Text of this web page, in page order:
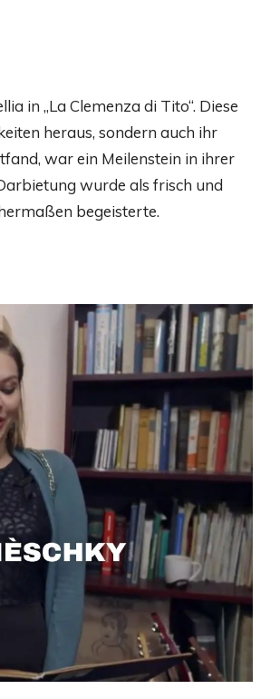
in „La Clemenza di Tito“. Diese
heraus, sondern auch ihr
war ein Meilenstein in ihrer
wurde als frisch und
begeisterte.